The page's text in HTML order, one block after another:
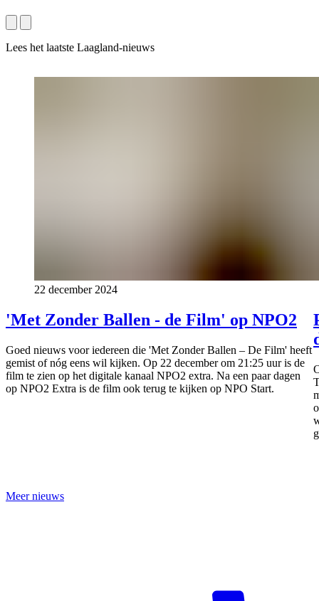
Lees het laatste Laagland-nieuws
22 december 2024
'Met Zonder Ballen - de Film' op NPO2
Goed nieuws voor iedereen die 'Met Zonder Ballen – De Film' heeft
gemist of nóg eens wil kijken. Op 22 december om 21:25 uur is de
film te zien op het digitale kanaal NPO2 extra. Na een paar dagen
op NPO2 Extra is de film ook terug te kijken op NPO Start.
Meer nieuws